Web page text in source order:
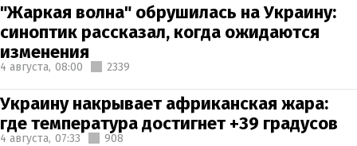
"Жаркая волна" обрушилась на Украину:
синоптик рассказал, когда ожидаются
изменения
4 августа, 08:00 2339
Украину накрывает африканская жара:
где температура достигнет +39 градусов
4 августа, 07:33 908